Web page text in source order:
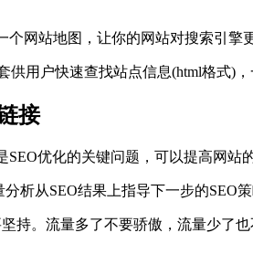
个网站地图，让你的网站对搜索引擎
供用户快速查找站点信息(html格式)
接
优化的关键问题，可以提高网站
析从SEO结果上指导下一步的SEO
持。流量多了不要骄傲，流量少了